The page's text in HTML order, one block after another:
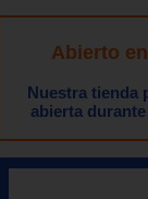
Abierto
Nuestra tienda
abierta